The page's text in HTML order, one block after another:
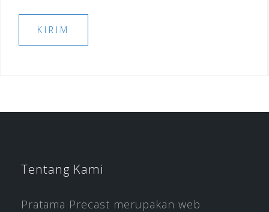
Tentang Kami
Pratama Precast merupakan web